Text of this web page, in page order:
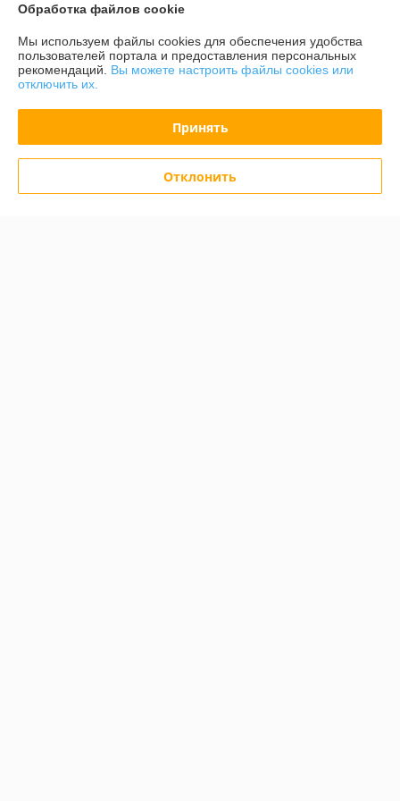
Покупатель
Отлично
Сделка подтверждена через корзину
Отлично
По заказу всё отлично, вот только сама точилка не точит совсем,
Обработка файлов cookie
Мы используем файлы cookies для обеспечения удобства
пользователей портала и предоставления персональных
рекомендаций. Вы можете настроить файлы cookies или
отключить их.
Принять
Отклонить